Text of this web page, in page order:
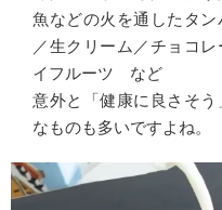
魚などの火を通したタ
／生クリーム／チョコ
イフルーツ など
意外と「健康に良さそう
なものも多いですよね。